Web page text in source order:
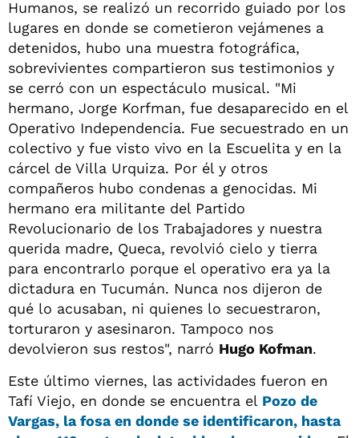
Humanos, se realizó un recorrido guiado por los
lugares en donde se cometieron vejámenes a
detenidos, hubo una muestra fotográfica,
sobrevivientes compartieron sus testimonios y
se cerró con un espectáculo musical. "Mi
hermano, Jorge Korfman, fue desaparecido en el
Operativo Independencia. Fue secuestrado en un
colectivo y fue visto vivo en la Escuelita y en la
cárcel de Villa Urquiza. Por él y otros
compañeros hubo condenas a genocidas. Mi
hermano era militante del Partido
Revolucionario de los Trabajadores y nuestra
querida madre, Queca, revolvió cielo y tierra
para encontrarlo porque el operativo era ya la
dictadura en Tucumán. Nunca nos dijeron de
qué lo acusaban, ni quienes lo secuestraron,
torturaron y asesinaron. Tampoco nos
devolvieron sus restos", narró Hugo Kofman.
Este último viernes, las actividades fueron en
Tafí Viejo, en donde se encuentra el Pozo de
Vargas, la fosa en donde se identificaron, hasta